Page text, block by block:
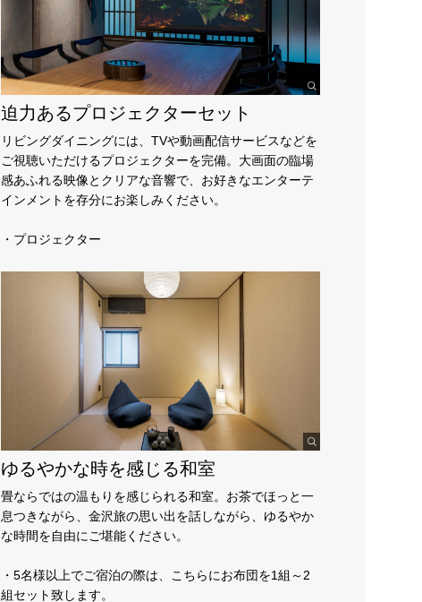
迫力あるプロジェクターセット
リビングダイニングには、TVや動画配信サービスなどを
ご視聴いただけるプロジェクターを完備。大画面の臨場
感あふれる映像とクリアな音響で、お好きなエンターテ
インメントを存分にお楽しみください。
・プロジェクター
ゆるやかな時を感じる和室
畳ならではの温もりを感じられる和室。お茶でほっと一
息つきながら、金沢旅の思い出を話しながら、ゆるやか
な時間を自由にご堪能ください。
・5名様以上でご宿泊の際は、こちらにお布団を1組～2
組セット致します。